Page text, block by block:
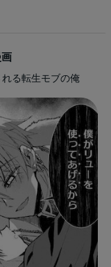
る転生モブの俺